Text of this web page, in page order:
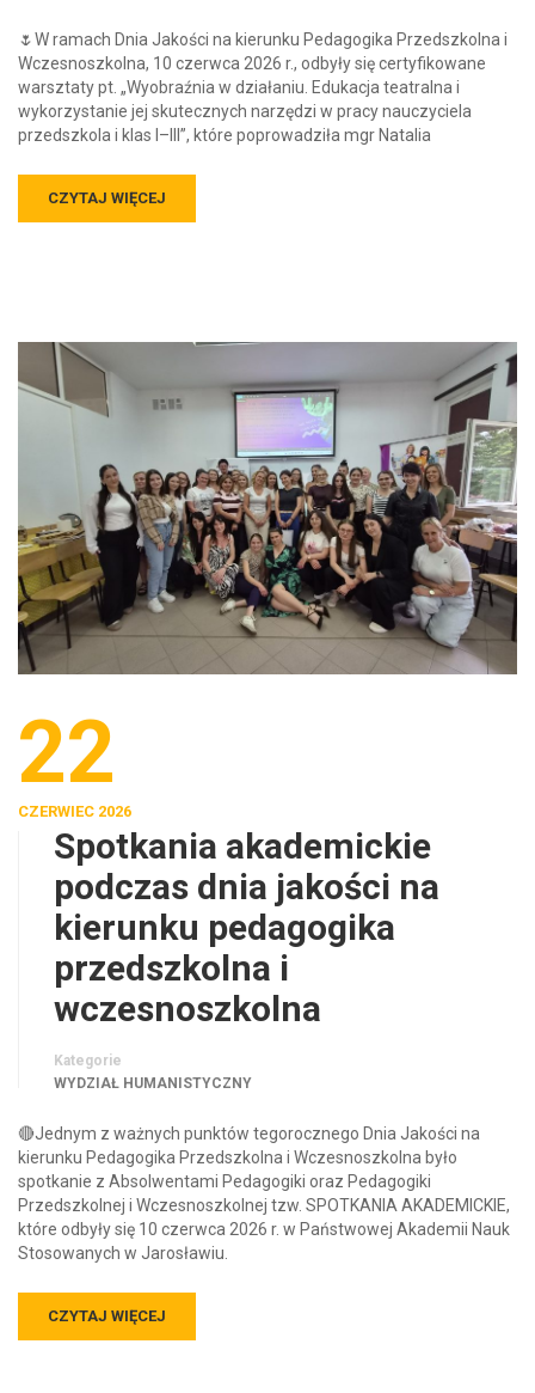
🌷W ramach Dnia Jakości na kierunku Pedagogika Przedszkolna i
Wczesnoszkolna, 10 czerwca 2026 r., odbyły się certyfikowane
warsztaty pt. „Wyobraźnia w działaniu. Edukacja teatralna i
wykorzystanie jej skutecznych narzędzi w pracy nauczyciela
przedszkola i klas I–III”, które poprowadziła mgr Natalia
CZYTAJ WIĘCEJ
22
CZERWIEC 2026
Spotkania akademickie
podczas dnia jakości na
kierunku pedagogika
przedszkolna i
wczesnoszkolna
Kategorie
WYDZIAŁ HUMANISTYCZNY
🔴Jednym z ważnych punktów tegorocznego Dnia Jakości na
kierunku Pedagogika Przedszkolna i Wczesnoszkolna było
spotkanie z Absolwentami Pedagogiki oraz Pedagogiki
Przedszkolnej i Wczesnoszkolnej tzw. SPOTKANIA AKADEMICKIE,
które odbyły się 10 czerwca 2026 r. w Państwowej Akademii Nauk
Stosowanych w Jarosławiu.
CZYTAJ WIĘCEJ